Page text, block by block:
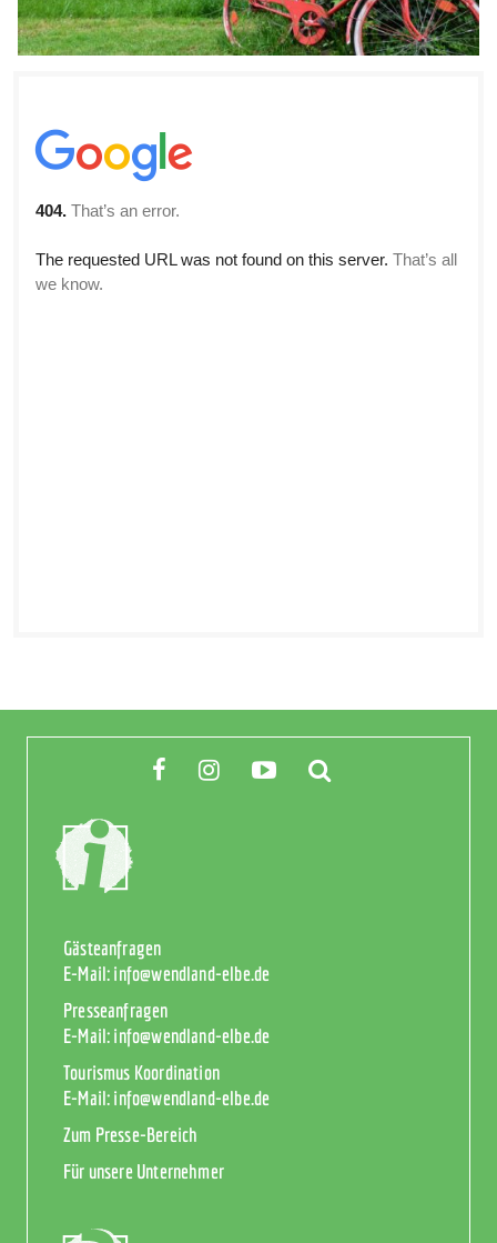
Gästeanfragen
E-Mail:info@wendland-elbe.de
Presseanfragen
E-Mail:info@wendland-elbe.de
Tourismus Koordination
E-Mail:info@wendland-elbe.de
Zum Presse-Bereich
Für unsere Unternehmer